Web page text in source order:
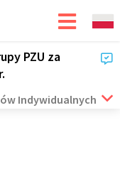
PZU za
Indywidualnych